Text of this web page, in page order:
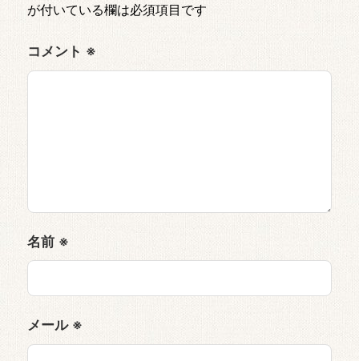
が付いている欄は必須項目です
コメント ※
名前 ※
メール ※